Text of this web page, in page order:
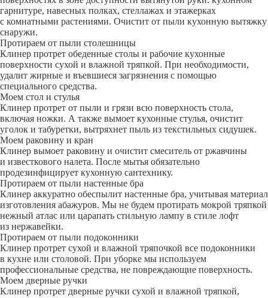
гарнитуре, навесных полках, стеллажах и этажерках
с комнатными растениями. Очистит от пыли кухонную вытяжку
снаружи.
Протираем от пыли столешницы
Клинер протрет обеденные столы и рабочие кухонные
поверхности сухой и влажной тряпкой. При необходимости,
удалит жирные и въевшиеся загрязнения с помощью
специального средства.
Моем стол и стулья
Клинер протрет от пыли и грязи всю поверхность стола,
включая ножки. А также вымоет кухонные стулья, очистит
уголок и табуретки, вытряхнет пыль из текстильных сидушек.
Моем раковину и кран
Клинер вымоет раковину и очистит смеситель от ржавчины
и известкового налета. После мытья обязательно
продезинфицирует кухонную сантехнику.
Протираем от пыли настенные бра
Клинер аккуратно обеспылит настенные бра, учитывая материал
изготовления абажуров. Мы не будем протирать мокрой тряпкой
нежный атлас или царапать стильную лампу в стиле лофт
из нержавейки.
Протираем от пыли подоконники
Клинер протрет сухой и влажной тряпочкой все подоконники
в кухне или столовой. При уборке мы используем
профессиональные средства, не повреждающие поверхность.
Моем дверные ручки
Клинер протрет дверные ручки сухой и влажной тряпкой,